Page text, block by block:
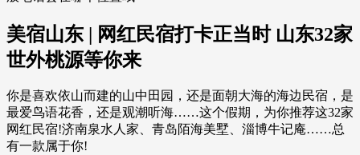
美宿山东 | 网红民宿打卡正当时 山东32家
世外桃源等你来
你是喜欢依山而建的山中田园，还是面朝大海的海边民宿，是
最爱鸟语花香，还是观潮听海……这个假期，为你推荐这32家
网红民宿!济南泉水人家、青岛陌海美墅、淄博牛记庵……总
有一款属于你!